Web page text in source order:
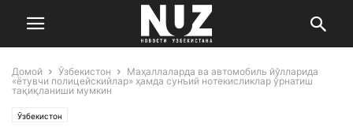
Домой Ўзбекистон
Маҳаллаларда ва автомобиль йўлларида
«ётувчи полицейскийлар» ҳамда сунъий нотекисликлар ўрнатиш
тақиқланиши мумкин
Ўзбекистон